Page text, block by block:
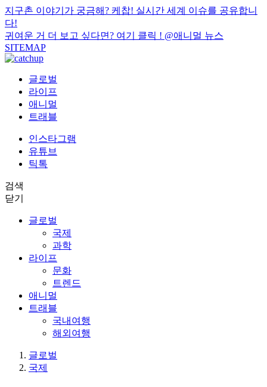
지구촌 이야기가 궁금해? 케찹! 실시간 세계 이슈를 공유합니
다!
귀여운 거 더 보고 싶다면? 여기 클릭 ! @애니멀 뉴스
SITEMAP
글로벌
라이프
애니멀
트래블
인스타그램
유튜브
틱톡
검색
닫기
글로벌
국제
과학
라이프
문화
트렌드
애니멀
트래블
국내여행
해외여행
글로벌
국제